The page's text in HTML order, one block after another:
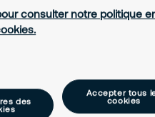
expertise en matière de
à chaque étape. Nous
consulter notre politique
des
Accepter tous
cookies